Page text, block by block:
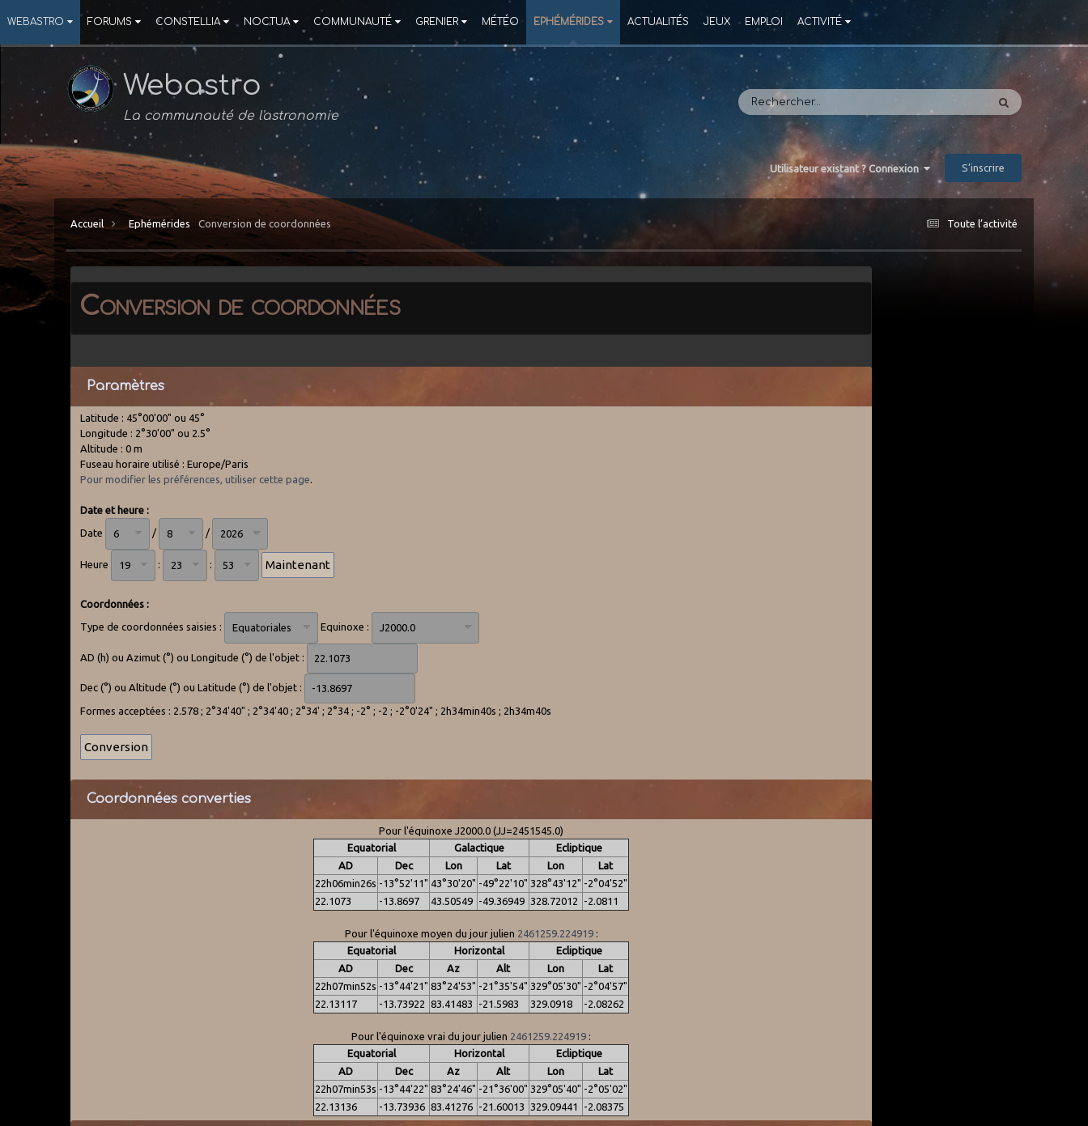
WEBASTRO FORUMS CONSTELLIA NOCTUA COMMUNAUTÉ GRENIER MÉTÉO EPHÉMÉRIDES ACTUALITÉS JEUX EMPLOI ACTIVITÉ
Webastro
La communauté de l'astronomie
Utilisateur existant ? Connexion S’inscrire
Toute l’activité
Accueil Ephémérides Conversion de coordonnées
Conversion de coordonnées
Paramètres
Latitude : 45°00'00" ou 45°
Longitude : 2°30'00" ou 2.5°
Altitude : 0 m
Fuseau horaire utilisé : Europe/Paris
Pour modifier les préférences, utiliser cette page
Date et heure :
Date
/ /
Heure : :
Coordonnées :
Type de coordonnées saisies :
Equinoxe :
AD (h) ou Azimut (°) ou Longitude (°) de l'objet :
Dec (°) ou Altitude (°) ou Latitude (°) de l'objet :
Formes acceptées : 2.578 ; 2°34'40" ; 2°34'40 ; 2°34' ; 2°34 ; -2° ; -2 ; -2°0'24" ; 2h34min40s ; 2h34m40s
Coordonnées converties
Pour l'équinoxe J2000.0 (JJ=2451545.0)
Equatorial
Galactique
Ecliptique
AD
Dec Lon Lat Lon
Lat
22h06min26s -13°52'11" 43°30'20" -49°22'10" 328°43'12" -2°04'52"
22.1073
-13.8697 43.50549 -49.36949 328.72012 -2.0811
Pour l'équinoxe moyen du jour julien 2461259.224919:
Equatorial
Horizontal
Ecliptique
AD
Dec Az Alt Lon
Lat
22h07min52s -13°44'21" 83°24'53" -21°35'54" 329°05'30" -2°04'57"
22.13117
-13.73922 83.41483 -21.5983 329.0918 -2.08262
Pour l'équinoxe vrai du jour julien 2461259.224919 :
Equatorial
Horizontal
Ecliptique
AD
Dec Az Alt Lon
Lat
22h07min53s -13°44'22" 83°24'46" -21°36'00" 329°05'40" -2°05'02"
22.13136
-13.73936 83.41276 -21.60013 329.09441 -2.08375